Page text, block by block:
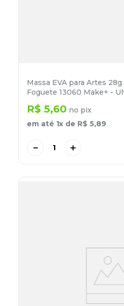
Massa EVA para Artes
Foguete 13060 Make+ -
R$ 5,60 no pix
em até 1x de R$ 5,89
＋
－